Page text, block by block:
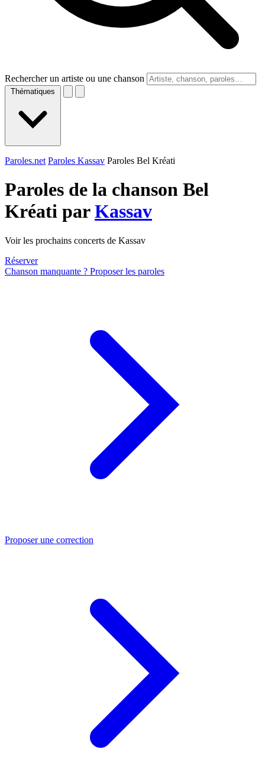
Rechercher un artiste ou une chanson
Thématiques
Paroles.net Paroles Kassav Paroles Bel Kréati
Paroles de la chanson Bel
Kréati parKassav
Voir les prochains concerts de Kassav
Réserver
Chanson manquante ? Proposer les paroles
Proposer une correction